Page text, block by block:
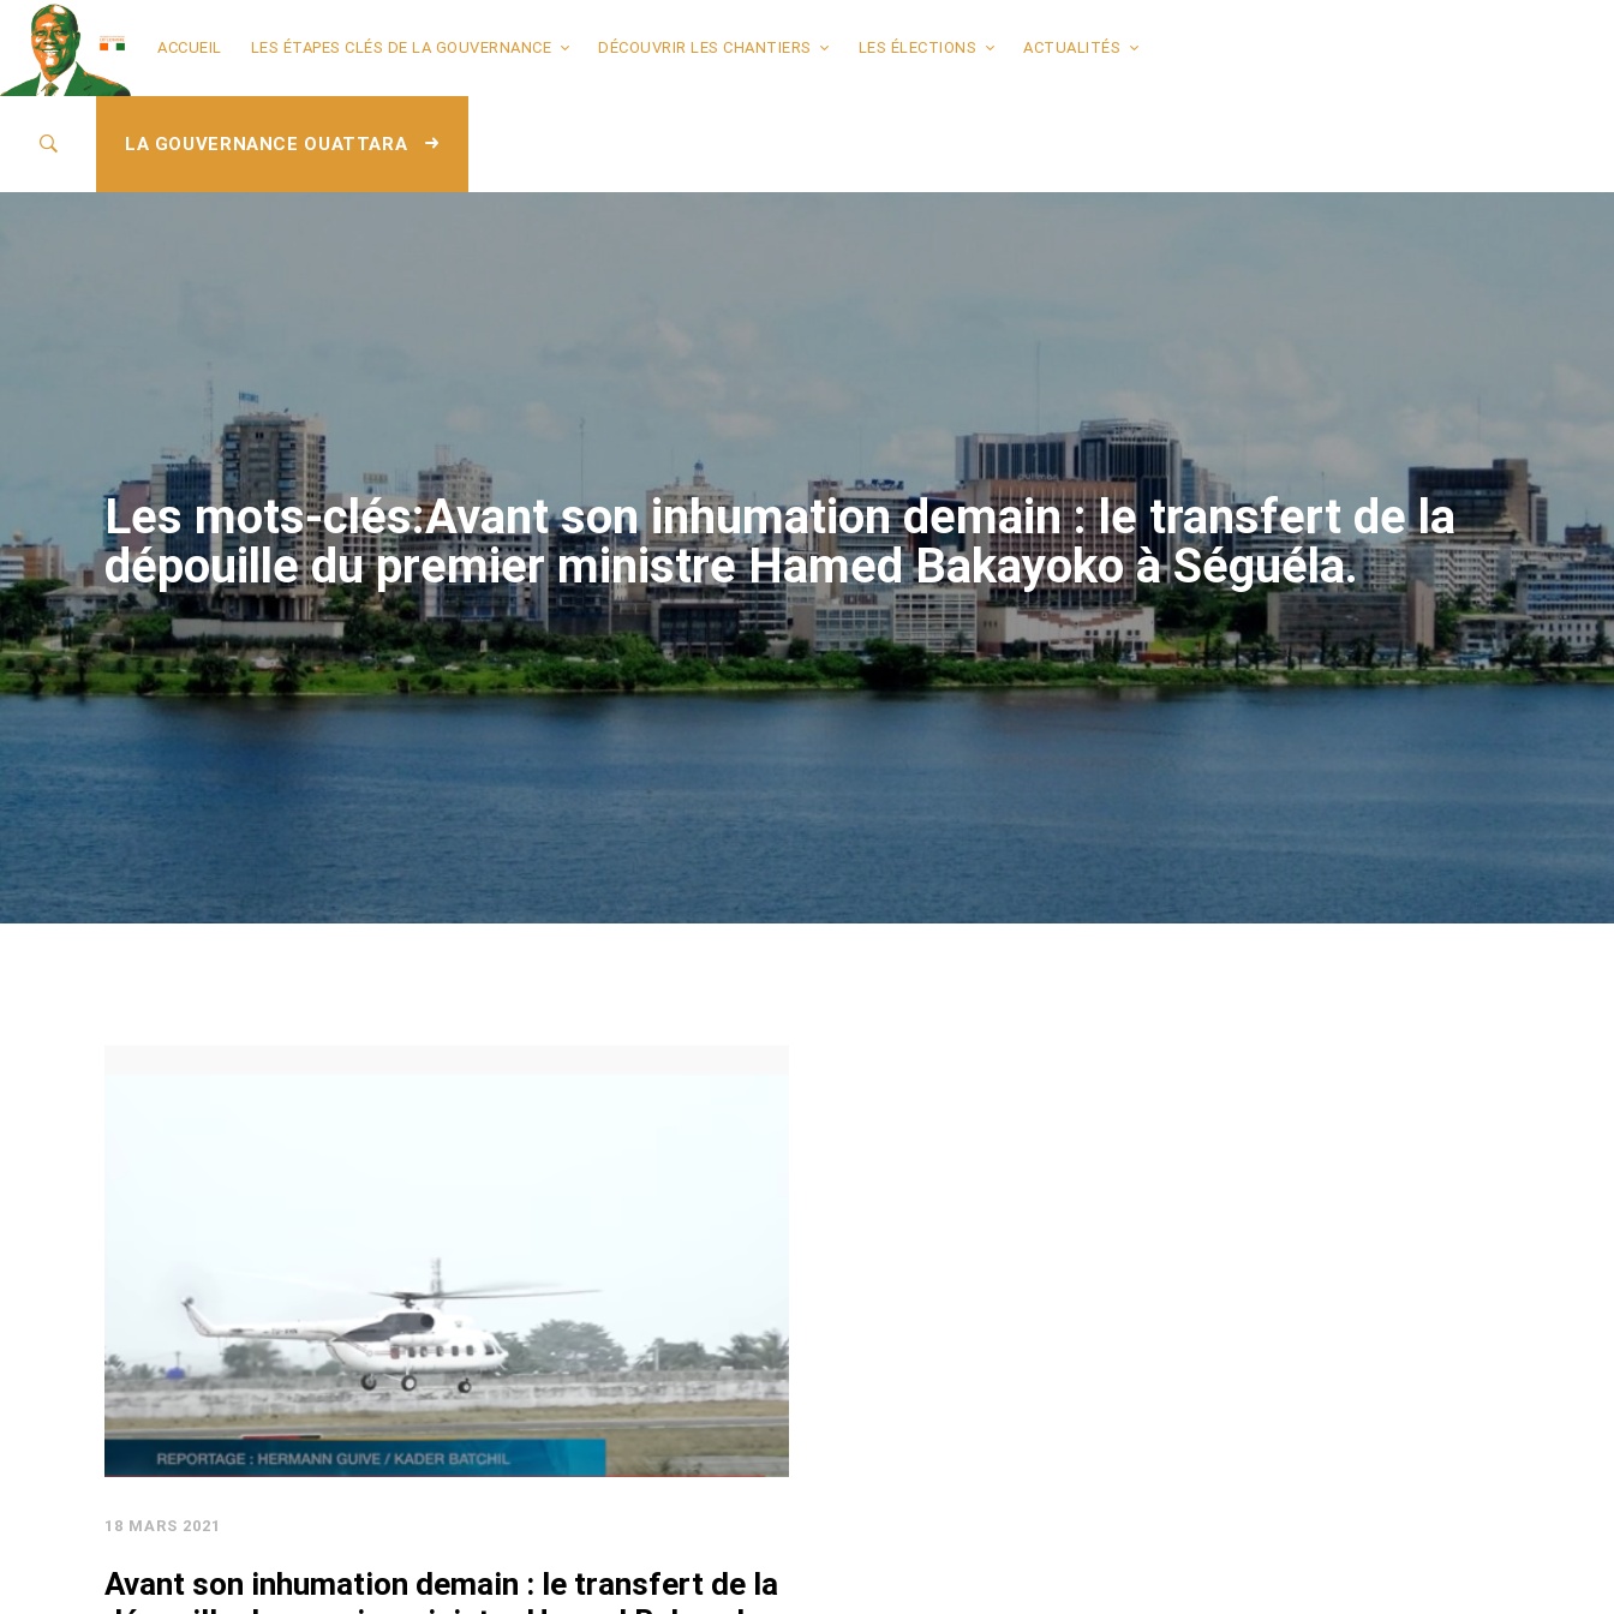
ACCUEIL LES ÉTAPES CLÉS DE LA GOUVERNANCE DÉCOUVRIR LES CHANTIERS LES ÉLECTIONS ACTUALITÉS
LA GOUVERNANCE OUATTARA
Les mots-clés:Avant son inhumation demain : le transfert de la
dépouille du premier ministre Hamed Bakayoko à Séguéla.
18 MARS 2021
Avant son inhumation demain : le transfert de la